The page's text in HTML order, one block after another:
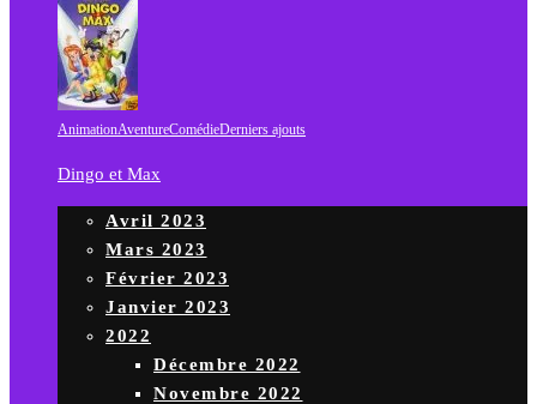
AnimationAventureComédieDerniers ajouts
Dingo et Max
Avril 2023
Mars 2023
Février 2023
Janvier 2023
2022
Décembre 2022
Novembre 2022